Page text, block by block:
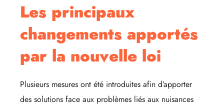
Les principaux
changements apportés
par la nouvelle loi
Plusieurs mesures ont été introduites afin d’apporter
des solutions face aux problèmes liés aux nuisances